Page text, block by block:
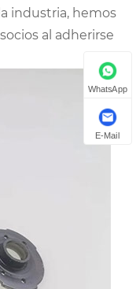
industria, hemos
al adherirse
WhatsApp
E-Mail